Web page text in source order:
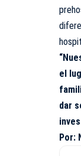
el
dar
Por: